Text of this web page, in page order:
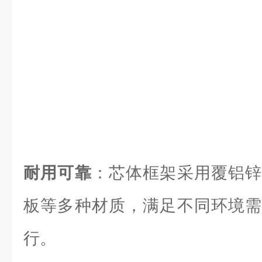
耐用可靠 ：芯体框架采用覆铝
板等多种材质，满足不同环境
行。